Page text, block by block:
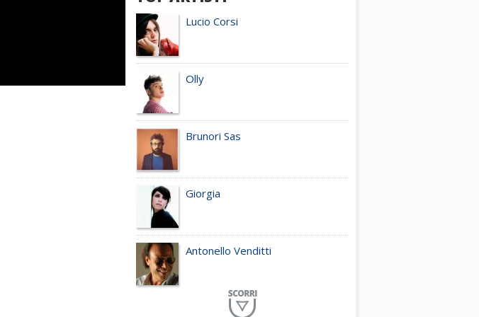
Lucio Corsi
Olly
Brunori Sas
Giorgia
Antonello Venditti
Planet Funk